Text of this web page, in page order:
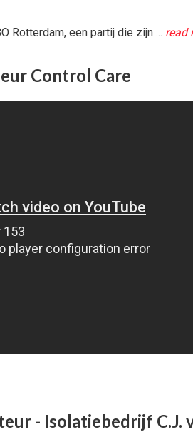
Rotterdam, een partij die zijn ... read
Control Care
- Isolatiebedrijf C.J.